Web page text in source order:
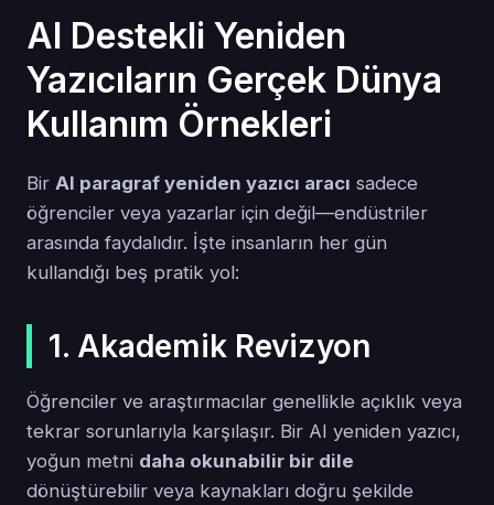
AI Destekli Yeniden
Yazıcıların Gerçek Dünya
Kullanım Örnekleri
Bir AI paragraf yeniden yazıcı aracı sadece
öğrenciler veya yazarlar için değil—endüstriler
arasında faydalıdır. İşte insanların her gün
kullandığı beş pratik yol:
1. Akademik Revizyon
Öğrenciler ve araştırmacılar genellikle açıklık veya
tekrar sorunlarıyla karşılaşır. Bir AI yeniden yazıcı,
yoğun metni daha okunabilir bir dile
dönüştürebilir veya kaynakları doğru şekilde